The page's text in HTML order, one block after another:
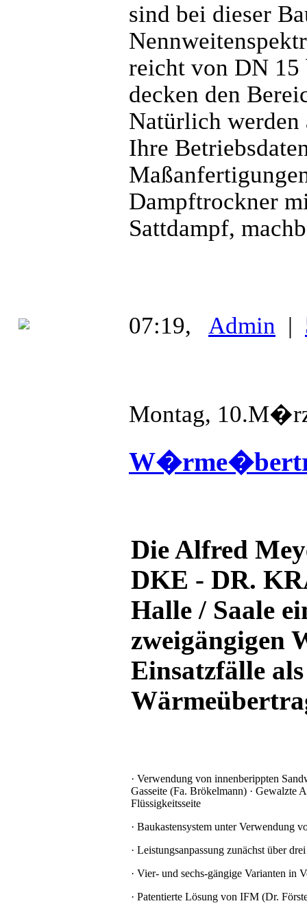
sind bei dieser
reicht von DN
decken den
Natürlich
Ihre
Dampftrockner
Sattdampf,
07:19, Admin |
Montag,
Die Alfred
DKE - DR.
Halle / Saale
zweigängigen
Einsatzfälle
· Verwendung von innenberippten
Gasseite (Fa. Brökelmann) · Gewalzte
Flüssigkeitsseite
· Baukastensystem unter Verwendung
· Leistungsanpassung zunächst über
· Vier- und sechs-gängige Varianten in
· Patentierte Lösung von IFM (Dr.